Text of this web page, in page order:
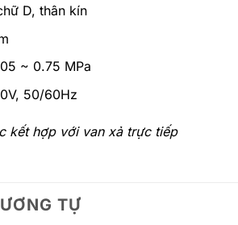
D, thân kín
~ 0.75 MPa
50/60Hz
kết hợp với van xả trực tiếp
TỰ